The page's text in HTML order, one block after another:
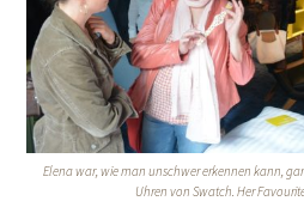
Elena war, wie man unschwer erkennen kann,
Uhren von Swatch. Her